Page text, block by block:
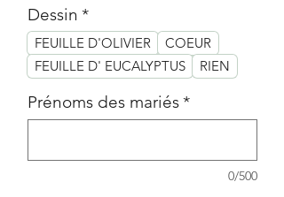
Dessin *
FEUILLE D'OLIVIER
COEUR
FEUILLE D' EUCALYPTUS
RIEN
Prénoms des mariés*
0/500